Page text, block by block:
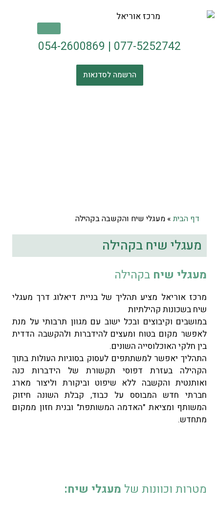
077-5252742
|
054-2600869
הרשמה לסדנאות
דף הבית» מעגלי שיח והקשבה בקהילה
מעגלי שיח בקהילה
מעגלי שיח בקהילה
מרכז אוריאל מציע תהליך של בניית דיאלוג דרך מעגלי
שיח בשכונות קהילתיות
במושבים וקיבוצים ובכל ישוב עם מגוון תרבותי על מנת
לאפשר מקום בטוח ומעצים להידברות ולהקשבה הדדית
בין חלקי האוכלוסייה השונים.
התהליך יאפשר למשתתפים לעסוק בסוגיות העולות בתוך
הקהילה בעזרת דפוסי תקשורת של הידברות כנה
ואותנטית והקשבה ללא שיפוט וביקורת וליצור מארג
חברתי חדש המבוסס על כבוד, קבלת השונה חיזוק
המשותף ומציאת "האדמה המשותפת" ובנית חזון ממקום
מתחדש.
מטרות וכוונות של מעגלי שיח: